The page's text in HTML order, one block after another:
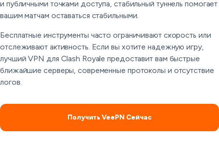
и публичными точками доступа, стабильный туннель помогает
вашим матчам оставаться стабильными.
Бесплатные инструменты часто ограничивают скорость или
отслеживают активность. Если вы хотите надежную игру,
лучший VPN для Clash Royale предоставит вам быстрые
ближайшие серверы, современные протоколы и отсутствие
логов.
Получить VeePN Сейчас